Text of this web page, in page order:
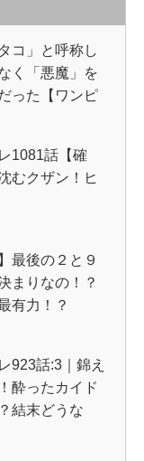
コ」と呼称し
く「悪魔」を
った【ワンピ
1081話【確
むクザン！ヒ
最後の２と９
まりなの！？
有力！？
923話:3｜錦え
酔ったカイド
結末どうな